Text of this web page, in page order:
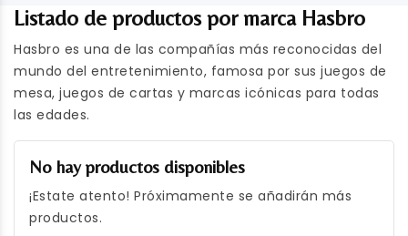
Listado de productos por marca Hasbro
Hasbro es una de las compañías más reconocidas del
mundo del entretenimiento, famosa por sus juegos de
mesa, juegos de cartas y marcas icónicas para todas
las edades.
No hay productos disponibles
¡Estate atento! Próximamente se añadirán más
productos.